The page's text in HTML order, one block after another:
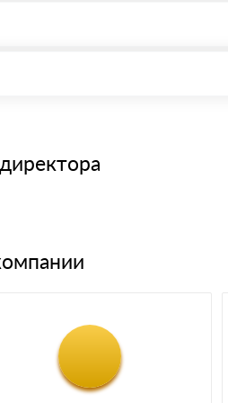
количества заказанного материала.